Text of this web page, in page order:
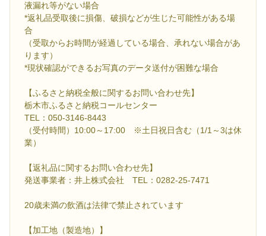
液漏れ等がない場合
*返礼品受取後に損傷、破損などが生じた可能性がある場
合
（受取からお時間が経過している場合、承れない場合があ
ります）
*現状確認ができるお写真のデータ送付が困難な場合
【ふるさと納税全般に関するお問い合わせ先】
栃木市ふるさと納税コールセンター
TEL：050-3146-8443
（受付時間）10:00～17:00 ※土日祝日含む（1/1～3は休
業）
【返礼品に関するお問い合わせ先】
発送事業者：井上株式会社 TEL：0282-25-7471
20歳未満の飲酒は法律で禁止されています
【加工地（製造地）】